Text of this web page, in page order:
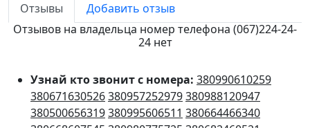
Отзывы
Добавить отзыв
Отзывов на владельца номер телефона (067)224-24-
24 нет
Узнай кто звонит с номера: 380990610259
380671630526380957252979380988120947
380500656319380995606511 380664466340